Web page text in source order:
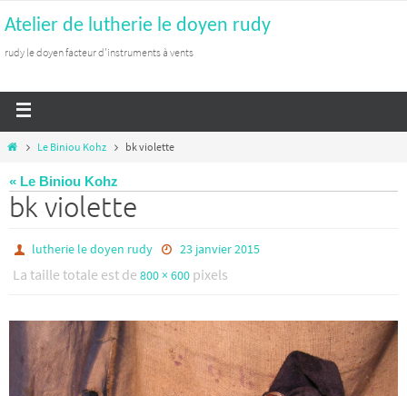
Atelier de lutherie le doyen rudy
rudy le doyen facteur d'instruments à vents
Le Biniou Kohz bk violette
« Le Biniou Kohz
bk violette
lutherie le doyen rudy 23 janvier 2015
La taille totale est de 800 × 600 pixels